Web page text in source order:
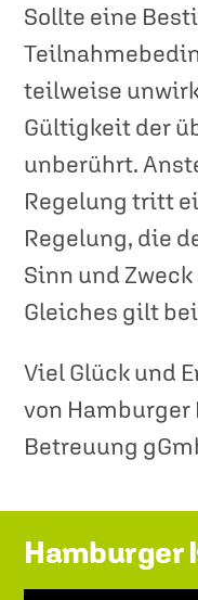
Sollte eine
teilweise
Gültigkeit der
unberührt.
Regelung tritt
Regelung, die
Sinn und
Gleiches gilt
Viel Glück und
von Hamburger
Betreuung
Hamburger